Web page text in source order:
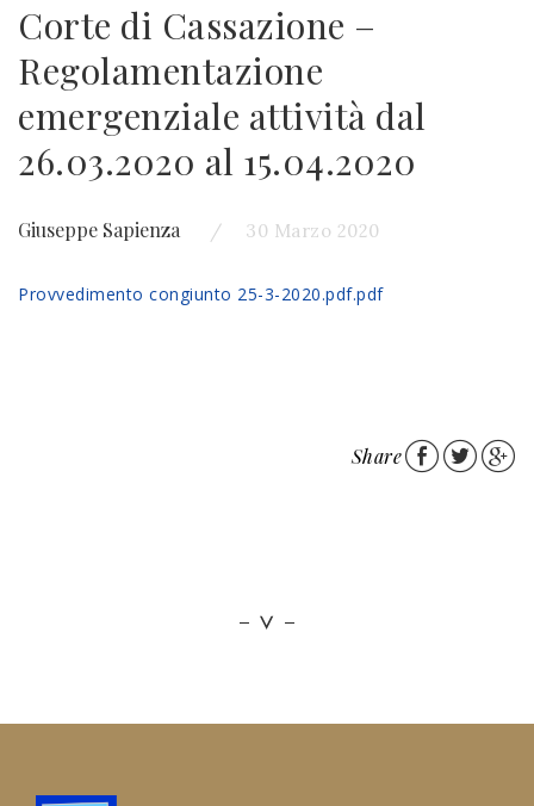
Corte di Cassazione –
Regolamentazione
emergenziale attività dal
26.03.2020 al 15.04.2020
Giuseppe Sapienza 30 Marzo 2020
Provvedimento congiunto 25-3-2020.pdf.pdf
Share